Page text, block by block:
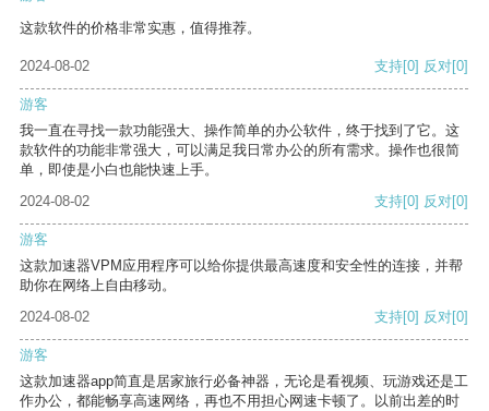
这款软件的价格非常实惠，值得推荐。
2024-08-02 支持[0] 反对[0]
游客
我一直在寻找一款功能强大、操作简单的办公软件，终于找到了它。这
款软件的功能非常强大，可以满足我日常办公的所有需求。操作也很简
单，即使是小白也能快速上手。
2024-08-02
支持[0] 反对[0]
游客
这款加速器VPM应用程序可以给你提供最高速度和安全性的连接，并帮
助你在网络上自由移动。
2024-08-02
支持[0] 反对[0]
游客
这款加速器app简直是居家旅行必备神器，无论是看视频、玩游戏还是工
作办公，都能畅享高速网络，再也不用担心网速卡顿了。以前出差的时